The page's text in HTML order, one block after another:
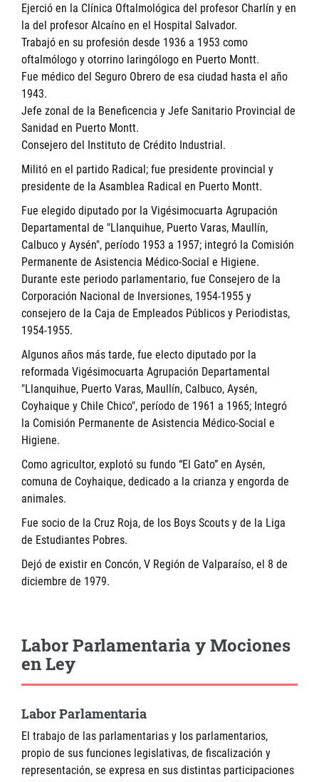
Ejerció en la Clínica Oftalmológica del profesor Charlín y en
la del profesor Alcaíno en el Hospital Salvador.
Trabajó en su profesión desde 1936 a 1953 como
oftalmólogo y otorrino laringólogo en Puerto Montt.
Fue médico del Seguro Obrero de esa ciudad hasta el año
1943.
Jefe zonal de la Beneficencia y Jefe Sanitario Provincial de
Sanidad en Puerto Montt.
Consejero del Instituto de Crédito Industrial.
Militó en el partido Radical; fue presidente provincial y
presidente de la Asamblea Radical en Puerto Montt.
Fue elegido diputado por la Vigésimocuarta Agrupación
Departamental de "Llanquihue, Puerto Varas, Maullín,
Calbuco y Aysén", período 1953 a 1957; integró la Comisión
Permanente de Asistencia Médico-Social e Higiene.
Durante este periodo parlamentario, fue Consejero de la
Corporación Nacional de Inversiones, 1954-1955 y
consejero de la Caja de Empleados Públicos y Periodistas,
1954-1955.
Algunos años más tarde, fue electo diputado por la
reformada Vigésimocuarta Agrupación Departamental
"Llanquihue, Puerto Varas, Maullín, Calbuco, Aysén,
Coyhaique y Chile Chico", período de 1961 a 1965; Integró
la Comisión Permanente de Asistencia Médico-Social e
Higiene.
Como agricultor, explotó su fundo “El Gato” en Aysén,
comuna de Coyhaique, dedicado a la crianza y engorda de
animales.
Fue socio de la Cruz Roja, de los Boys Scouts y de la Liga
de Estudiantes Pobres.
Dejó de existir en Concón, V Región de Valparaíso, el 8 de
diciembre de 1979.
Labor Parlamentaria y Mociones
en Ley
Labor Parlamentaria
El trabajo de las parlamentarias y los parlamentarios,
propio de sus funciones legislativas, de fiscalización y
representación, se expresa en sus distintas participaciones